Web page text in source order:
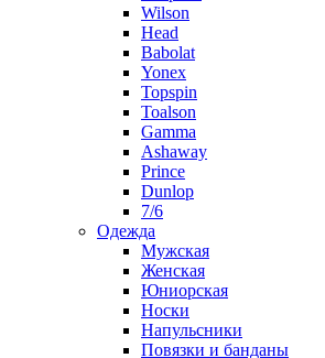
Wilson
Head
Babolat
Yonex
Topspin
Toalson
Gamma
Ashaway
Prince
Dunlop
7/6
Одежда
Мужская
Женская
Юниорская
Носки
Напульсники
Повязки и банданы